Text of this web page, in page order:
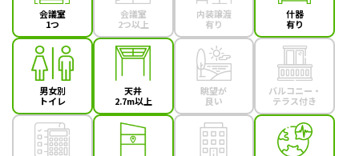
会議室
1つ
会議室
2つ以上
内装譲渡
有り
什器
有り
男女別
トイレ
天井
2.7m以上
眺望が
良い
バルコニー・
テラス付き